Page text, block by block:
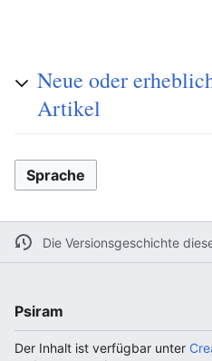
Neue oder
Artikel
Sprache
Die Versionsgeschichte
Psiram
Der Inhalt ist verfügbar unter